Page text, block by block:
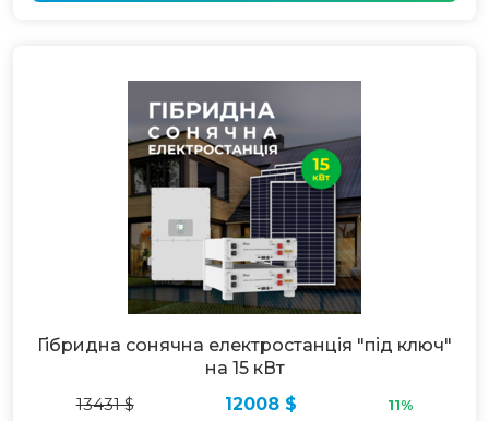
Гібридна сонячна електростанція "під ключ"
на 15 кВт
13431 $
12008 $ 11%